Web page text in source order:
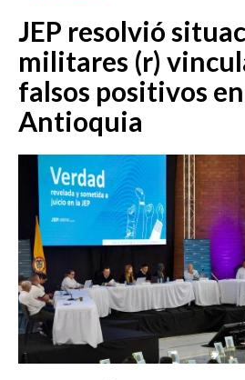
EMISIÓN 12:30
EMISIÓN 7:00
EMISIÓN 11:30 PM
JEP resolvió
militares (r)
falsos positivos
Antioquia